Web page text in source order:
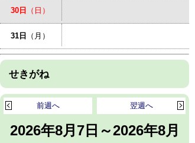
30日 （日）
31日 （月）
せきがね
2026年8月7日～2026年8月
翌週へ
前週へ